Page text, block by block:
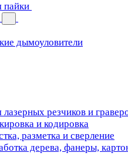
пайки
дымоуловители
резчиков и
и кодировка
разметка и сверление
дерева, фанеры,